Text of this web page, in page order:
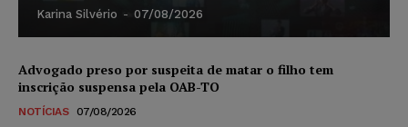
Karina Silvério - 07/08/2026
Advogado preso por suspeita de matar o filho tem
inscrição suspensa pela OAB-TO
NOTÍCIAS 07/08/2026